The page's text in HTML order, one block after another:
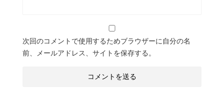
次回のコメントで使用するためブラウザーに自分の名
前、メールアドレス、サイトを保存する。